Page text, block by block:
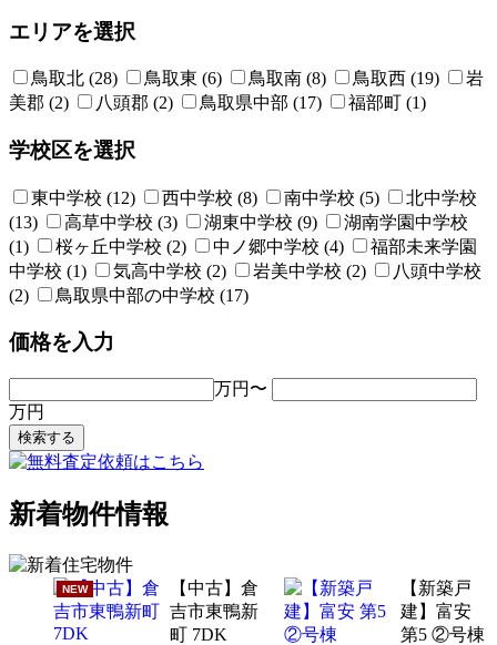
エリアを選択
鳥取北 (28) 鳥取東 (6) 鳥取南 (8) 鳥取西 (19)
岩
美郡 (2)
八頭郡 (2) 鳥取県中部 (17) 福部町 (1)
学校区を選択
東中学校 (12) 西中学校 (8) 南中学校 (5)
北中学校
(13)
高草中学校 (3) 湖東中学校 (9)
湖南学園中学校
(1)
桜ヶ丘中学校 (2) 中ノ郷中学校 (4)
福部未来学園
中学校 (1)
気高中学校 (2) 岩美中学校 (2)
八頭中学校
(2)
鳥取県中部の中学校 (17)
価格を入力
万円〜
万円
新着物件情報
NEW
【中古】倉
吉市東鴨新
町 7DK
【新築戸
建】富安
第5 ②号棟